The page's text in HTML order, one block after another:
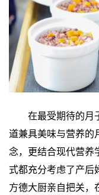
在最受期待的月
道兼具美味与营养的
念，更结合现代营养
式都充分考虑了产后
方德大厨亲自把关，